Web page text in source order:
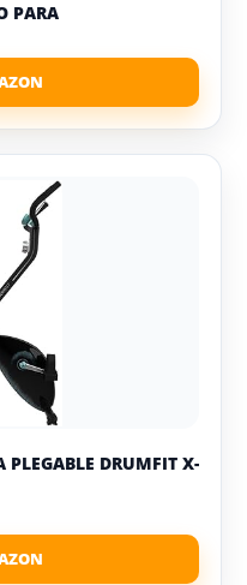
PARA
PLEGABLE DRUMFIT X-